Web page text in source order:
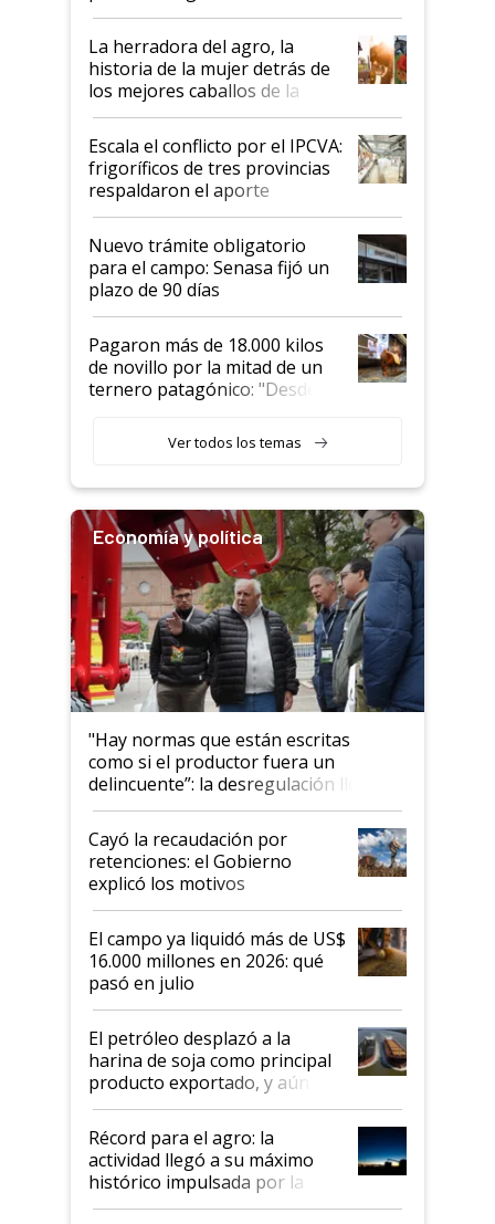
la iniciativa que ya reúne a 46
establecimientos en Argentina
La herradora del agro, la
historia de la mujer detrás de
los mejores caballos de la
Argentina y los mitos que
todavía hacen sufrir a estos
animales: "Mientras me
descalificaban, yo seguí
haciendo currículum"
Escala el conflicto por el IPCVA:
frigoríficos de tres provincias
respaldaron el aporte
obligatorio
Nuevo trámite obligatorio
para el campo: Senasa fijó un
plazo de 90 días
Pagaron más de 18.000 kilos
de novillo por la mitad de un
ternero patagónico: "Desde
llamar la atención"
Ver todos los temas
Economía y política
"Hay normas que están escritas
como si el productor fuera un
delincuente”: la desregulación llegó
al Congreso Aapresid y hasta se
habló del financiamiento al IPCVA
Cayó la recaudación por
retenciones: el Gobierno
explicó los motivos
El campo ya liquidó más de US$
16.000 millones en 2026: qué
pasó en julio
El petróleo desplazó a la
harina de soja como principal
producto exportado, y aún así
el agro aportó casi seis de cada
diez dólares y sostuvo el
liderazgo en un semestre
récord
Récord para el agro: la
actividad llegó a su máximo
histórico impulsada por la
cosecha y las exportaciones